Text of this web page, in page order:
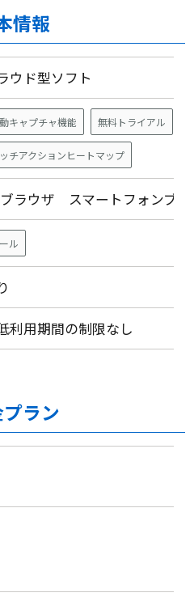
情報
ウド型ソフト
キャプチャ機能 無料トライアル
チアクションヒートマップ
ブラウザ スマートフォンブ
ル
利用期間の制限なし
ラン